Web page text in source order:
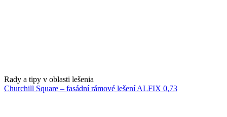
Rady a tipy v oblasti lešenia
Churchill Square – fasádní rámové lešení ALFIX 0,73